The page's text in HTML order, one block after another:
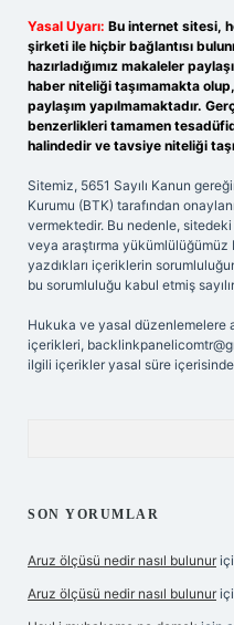
Yasal Uyarı: Bu internet sitesi,
şirketi ile hiçbir bağlantısı
hazırladığımız makaleler
haber niteliği taşımamakta
paylaşım yapılmamaktadır.
benzerlikleri tamamen
halindedir ve tavsiye niteliği
Sitemiz, 5651 Sayılı Kanun
Kurumu (BTK) tarafından
vermektedir. Bu nedenle,
veya araştırma
yazdıkları içeriklerin
bu sorumluluğu kabul etmiş
Hukuka ve yasal düzenlemelere
içerikleri,
ilgili içerikler yasal süre içerisinde
SON YORUMLAR
Aruz ölçüsü nedir nasıl bulunur
Aruz ölçüsü nedir nasıl bulunur